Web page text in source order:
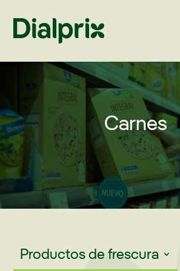
Carnes
Productos de frescura